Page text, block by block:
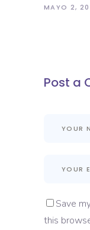
MAYO 2,
Post a
Save
this